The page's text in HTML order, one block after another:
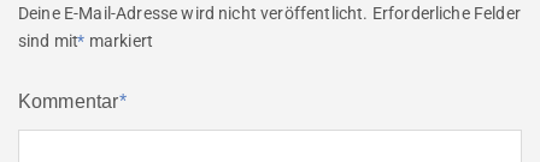
Deine E-Mail-Adresse wird nicht veröffentlicht. Erforderliche Felder
sind mit* markiert
Kommentar*